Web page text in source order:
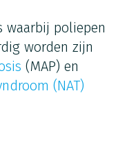
waarbij poliepen
worden zijn
(MAP) en
(NAT)